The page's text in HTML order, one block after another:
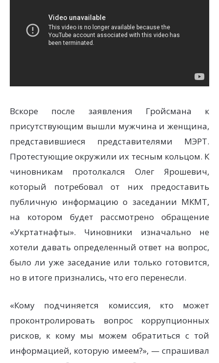
Вскоре после заявления Гройсмана к
присутствующим вышли мужчина и женщина,
представившиеся представителями МЭРТ.
Протестующие окружили их тесным кольцом. К
чиновникам протолкался Олег Ярошевич,
который потребовал от них предоставить
публичную информацию о заседании МКМТ,
на котором будет рассмотрено обращение
«Укртатнафты». Чиновники изначально не
хотели давать определенный ответ на вопрос,
было ли уже заседание или только готовится,
но в итоге признались, что его перенесли.
«Кому подчиняется комиссия, кто может
проконтролировать вопрос коррупционных
рисков, к кому мы можем обратиться с той
информацией, которую имеем?», — спрашивал